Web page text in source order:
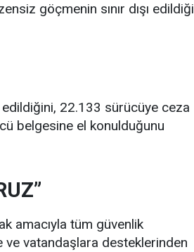
göçmenin sınır dışı edildiği
22.133 sürücüye ceza
belgesine el konulduğunu
amacıyla tüm güvenlik
ve vatandaşlara desteklerinden